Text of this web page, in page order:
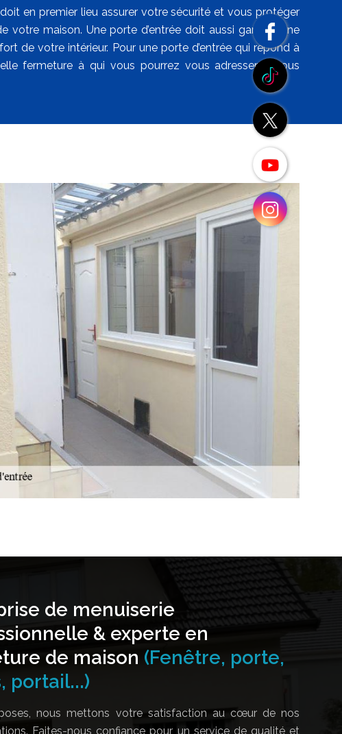
en premier lieu assurer votre sécurité et vous protéger
votre maison. Une porte d’entrée doit aussi garantir une
de votre intérieur. Pour une porte d’entrée qui répond à
fermeture à qui vous pourrez vous adresser. Il vous
de menuiserie
& experte en
de maison (Fenêtre, porte,
portail...)
nous mettons votre satisfaction au cœur de nos
Faites-nous confiance pour un service de qualité et